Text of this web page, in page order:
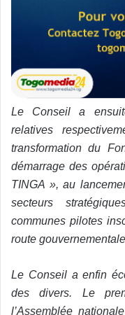
Le Conseil a
relatives
transformation du
démarrage des
TINGA », au
secteurs
communes pilotes
route
Le Conseil a enfin
des divers. Le
l’Assemblée